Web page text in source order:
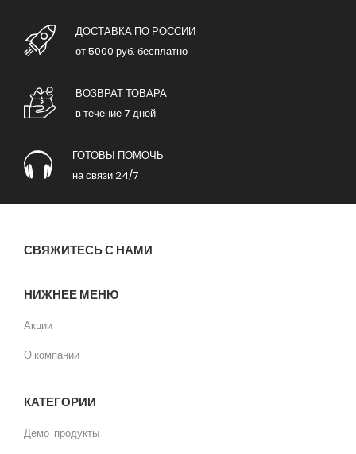
ДОСТАВКА ПО РОССИИ
от 5000 руб. бесплатно
ВОЗВРАТ ТОВАРА
в течение 7 дней
ГОТОВЫ ПОМОЧЬ
на связи 24/7
СВЯЖИТЕСЬ С НАМИ
НИЖНЕЕ МЕНЮ
Акции
О компании
КАТЕГОРИИ
Демо-продукты